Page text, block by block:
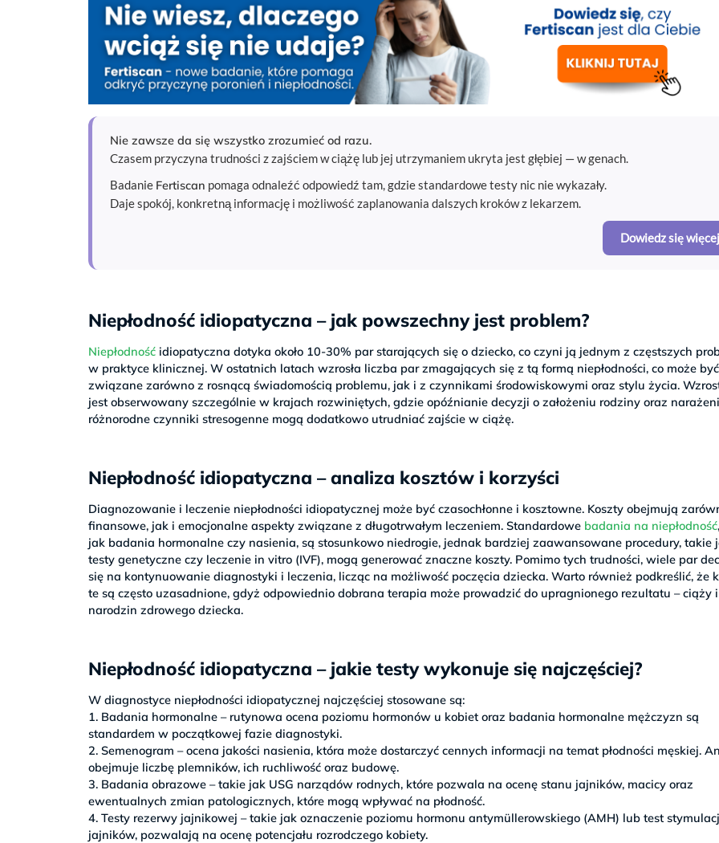
Nie zawsze da się wszystko zrozumieć od razu.
Czasem przyczyna trudności z zajściem w ciążę lub jej utrzymaniem ukryta jest głębiej — w genach.
Badanie Fertiscan pomaga odnaleźć odpowiedź tam, gdzie standardowe testy nic nie wykazały.
Daje spokój, konkretną informację i możliwość zaplanowania dalszych kroków z lekarzem.
Dowiedz się więcej
Niepłodność idiopatyczna – jak powszechny jest problem?
Niepłodność idiopatyczna dotyka około 10-30% par starających się o dziecko, co czyni ją jednym z częstszych
w praktyce klinicznej. W ostatnich latach wzrosła liczba par zmagających się z tą formą niepłodności, co może być
związane zarówno z rosnącą świadomością problemu, jak i z czynnikami środowiskowymi oraz stylu życia.
jest obserwowany szczególnie w krajach rozwiniętych, gdzie opóźnianie decyzji o założeniu rodziny oraz
różnorodne czynniki stresogenne mogą dodatkowo utrudniać zajście w ciążę.
Niepłodność idiopatyczna – analiza kosztów i korzyści
Diagnozowanie i leczenie niepłodności idiopatycznej może być czasochłonne i kosztowne. Koszty obejmują
finansowe, jak i emocjonalne aspekty związane z długotrwałym leczeniem. Standardowe badania na niepłodność
jak badania hormonalne czy nasienia, są stosunkowo niedrogie, jednak bardziej zaawansowane procedury, takie
testy genetyczne czy leczenie in vitro (IVF), mogą generować znaczne koszty. Pomimo tych trudności, wiele par
się na kontynuowanie diagnostyki i leczenia, licząc na możliwość poczęcia dziecka. Warto również podkreślić, że
te są często uzasadnione, gdyż odpowiednio dobrana terapia może prowadzić do upragnionego rezultatu – ciąży i
narodzin zdrowego dziecka.
Niepłodność idiopatyczna – jakie testy wykonuje się najczęściej?
W diagnostyce niepłodności idiopatycznej najczęściej stosowane są:
1. Badania hormonalne – rutynowa ocena poziomu hormonów u kobiet oraz badania hormonalne mężczyzn są
standardem w początkowej fazie diagnostyki.
2. Semenogram – ocena jakości nasienia, która może dostarczyć cennych informacji na temat płodności męskiej.
obejmuje liczbę plemników, ich ruchliwość oraz budowę.
3. Badania obrazowe – takie jak USG narządów rodnych, które pozwala na ocenę stanu jajników, macicy oraz
ewentualnych zmian patologicznych, które mogą wpływać na płodność.
4. Testy rezerwy jajnikowej – takie jak oznaczenie poziomu hormonu antymüllerowskiego (AMH) lub test
jajników, pozwalają na ocenę potencjału rozrodczego kobiety.